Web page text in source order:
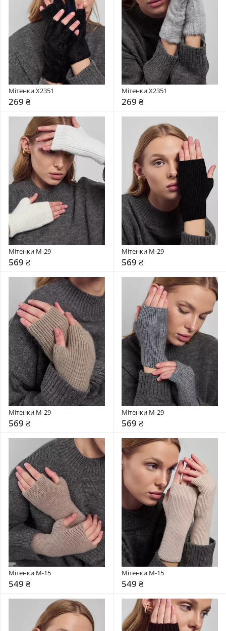
Мітенки X2351
269 ₴
Мітенки X2351
269 ₴
Мітенки М-29
569 ₴
Мітенки М-29
569 ₴
Мітенки М-29
569 ₴
Мітенки М-29
569 ₴
Мітенки М-15
549 ₴
Мітенки М-15
549 ₴